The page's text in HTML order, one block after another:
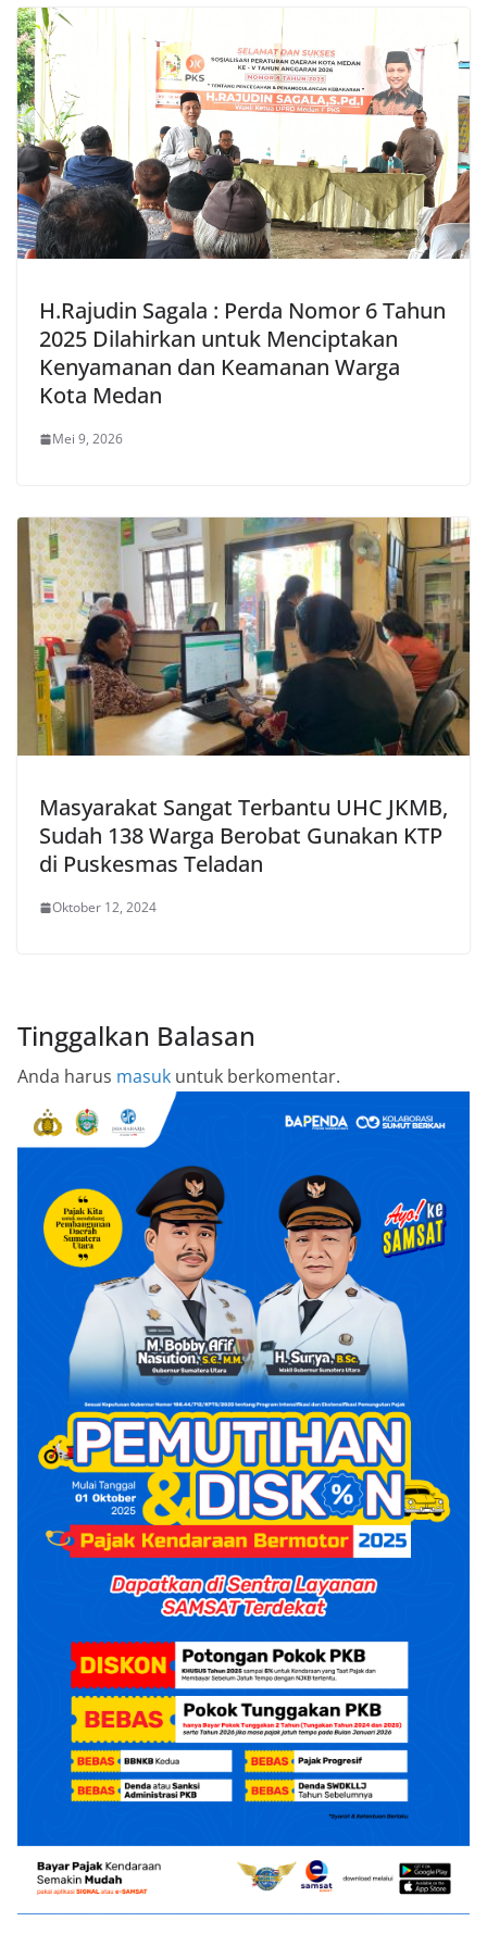
H.Rajudin Sagala : Perda Nomor 6 Tahun
2025 Dilahirkan untuk Menciptakan
Kenyamanan dan Keamanan Warga
Kota Medan
Mei 9, 2026
Masyarakat Sangat Terbantu UHC JKMB,
Sudah 138 Warga Berobat Gunakan KTP
di Puskesmas Teladan
Oktober 12, 2024
Tinggalkan Balasan
Anda harus masuk untuk berkomentar.